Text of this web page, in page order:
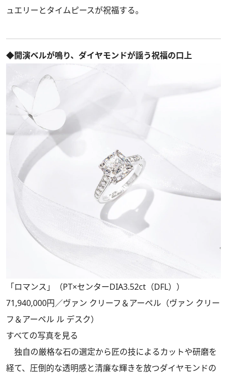
ュエリーとタイムピースが祝福する。
◆開演ベルが鳴り、ダイヤモンドが謡う祝福の口上
「ロマンス」（PT×センターDIA3.52ct（DFL））
71,940,000円／ヴァン クリーフ＆アーペル（ヴァン クリー
フ＆アーペル ル デスク）
すべての写真を見る
独自の厳格な石の選定から匠の技によるカットや研磨を
経て、圧倒的な透明感と清廉な輝きを放つダイヤモンドの